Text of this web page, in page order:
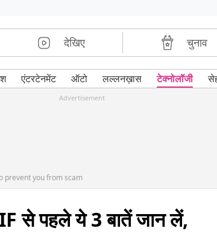
देखिए चुनाव
एंटरटेनमेंट ऑटो लल्लनख़ास टेक्नोलॉजी
Advertisement
prevent you from scam
पहले ये 3 बातें जान लें,